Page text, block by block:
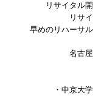
リサイタル
リサ
早めのリハーサ
名古
・中京大